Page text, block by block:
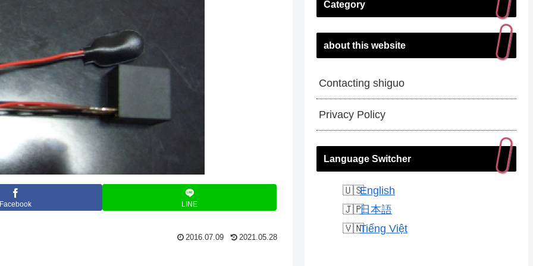
Facebook LINE
2016.07.09 2021.05.28
Category
about this website
Contacting shiguo
Privacy Policy
Language Switcher
English
日本語
Tiếng Việt